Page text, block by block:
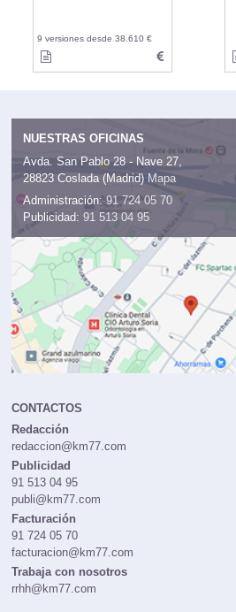
9 versiones desde 38.610 €
NUESTRAS OFICINAS
Avda. San Pablo 28 - Nave 27,
28823 Coslada (Madrid) Mapa
Administración: 91 724 05 70
Publicidad: 91 513 04 95
CONTACTOS
Redacción
redaccion@km77.com
Publicidad
91 513 04 95
publi@km77.com
Facturación
91 724 05 70
facturacion@km77.com
Trabaja con nosotros
rrhh@km77.com